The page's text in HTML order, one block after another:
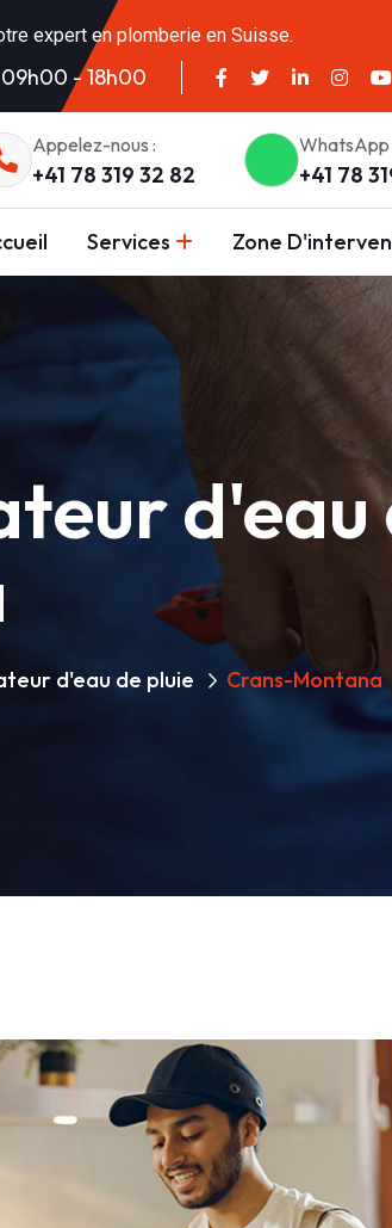
expert en plomberie en Suisse.
- 18h00
Appelez-nous :
+41 78 319 32 82
WhatsApp
+41 78
Services Zone
d'eau de pluie Crans-Montana